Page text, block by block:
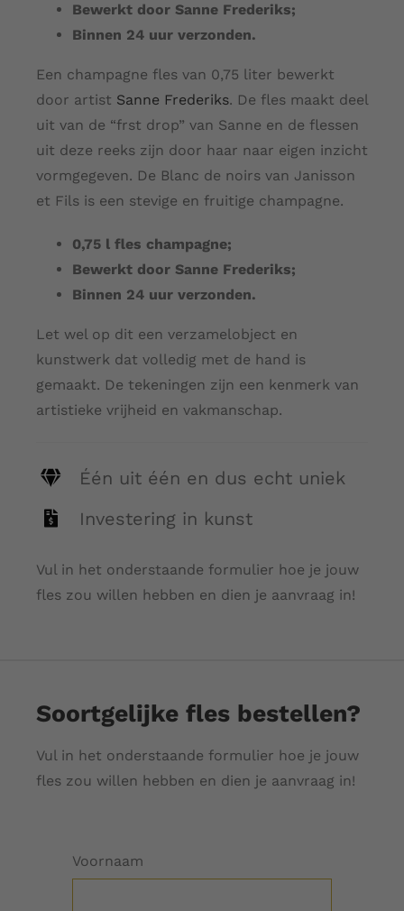
Bewerkt door Sanne Frederiks;
Binnen 24 uur verzonden.
Een champagne fles van 0,75 liter bewerkt
door artist Sanne Frederiks. De fles maakt deel
uit van de “frst drop” van Sanne en de flessen
uit deze reeks zijn door haar naar eigen inzicht
vormgegeven. De Blanc de noirs van Janisson
et Fils is een stevige en fruitige champagne.
0,75 l fles champagne;
Bewerkt door Sanne Frederiks;
Binnen 24 uur verzonden.
Let wel op dit een verzamelobject en
kunstwerk dat volledig met de hand is
gemaakt. De tekeningen zijn een kenmerk van
artistieke vrijheid en vakmanschap.
Één uit één en dus echt uniek
Investering in kunst
Vul in het onderstaande formulier hoe je jouw
fles zou willen hebben en dien je aanvraag in!
Soortgelijke fles bestellen?
Vul in het onderstaande formulier hoe je jouw
fles zou willen hebben en dien je aanvraag in!
Voornaam